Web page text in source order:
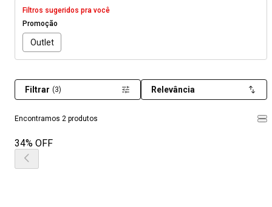
Filtros sugeridos pra você
Promoção
Outlet
Encontramos 2 produtos
Filtrar (3) Relevância
34% OFF